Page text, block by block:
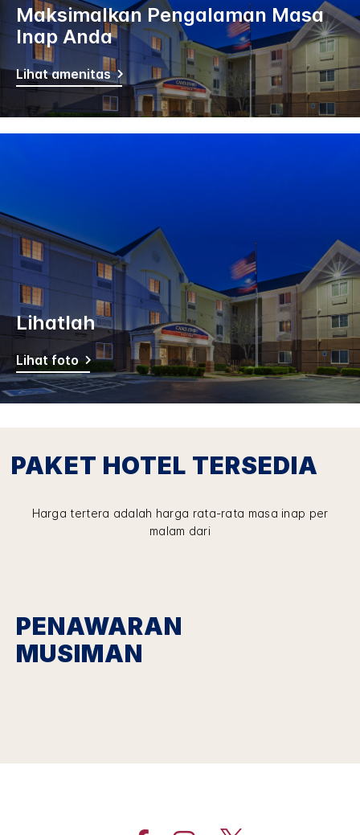
Maksimalkan Pengalaman Masa
Inap Anda
Lihat amenitas
Lihatlah
Lihat foto
PAKET HOTEL TERSEDIA
Harga tertera adalah harga rata-rata masa inap per
malam dari
PENAWARAN
MUSIMAN